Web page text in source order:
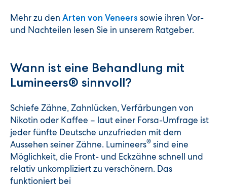
Mehr zu den Arten von Veneers sowie ihren Vor-
und Nachteilen lesen Sie in unserem Ratgeber.
Wann ist eine Behandlung mit
Lumineers® sinnvoll?
Schiefe Zähne, Zahnlücken, Verfärbungen von
Nikotin oder Kaffee – laut einer Forsa-Umfrage ist
jeder fünfte Deutsche unzufrieden mit dem
Aussehen seiner Zähne. Lumineers® sind eine
Möglichkeit, die Front- und Eckzähne schnell und
relativ unkompliziert zu verschönern. Das
funktioniert bei